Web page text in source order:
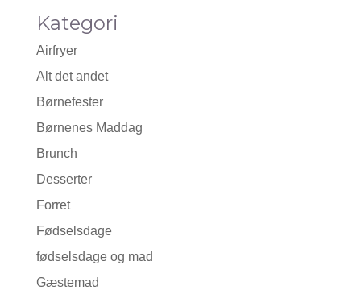
Kategori
Airfryer
Alt det andet
Børnefester
Børnenes Maddag
Brunch
Desserter
Forret
Fødselsdage
fødselsdage og mad
Gæstemad